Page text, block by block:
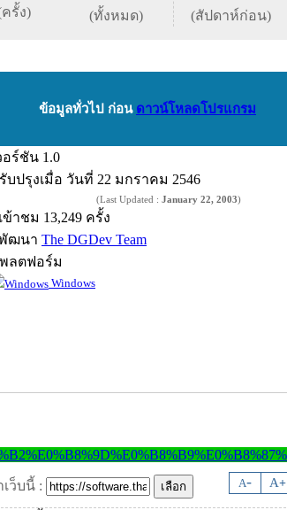
รั้ง) (ทั้งหมด) (สัปดาห์ก่อน)
ข้อมูลทั่วไป ก่อน ดาวน์โหลดโปรแกรม
อร์ชัน 1.0
บปรุงเมื่อ วันที่ 22 มกราคม 2546
(Last Updated : January 22, 2003)
ข้าชม 13,249 ครั้ง
ฒนา The DGDev Team
ลตฟอร์ม
Windows
A- A+
ว็บนี้ :